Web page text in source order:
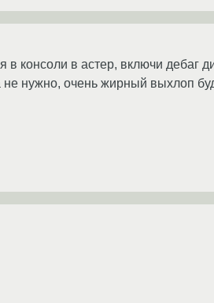
консоли в астер, включи дебаг
не нужно, очень жирный выхлоп